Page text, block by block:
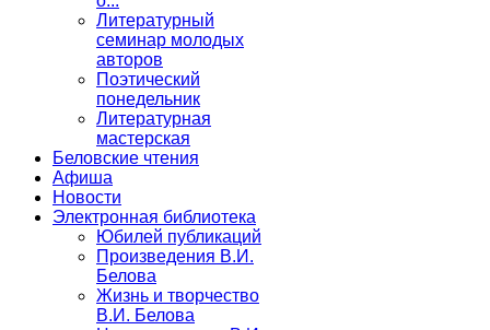
Литературный
семинар молодых
авторов
Поэтический
понедельник
Литературная
мастерская
Беловские чтения
Афиша
Новости
Электронная библиотека
Юбилей публикаций
Произведения В.И.
Белова
Жизнь и творчество
В.И. Белова